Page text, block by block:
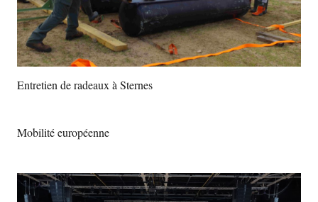
Entretien de radeaux à Sternes
Mobilité européenne